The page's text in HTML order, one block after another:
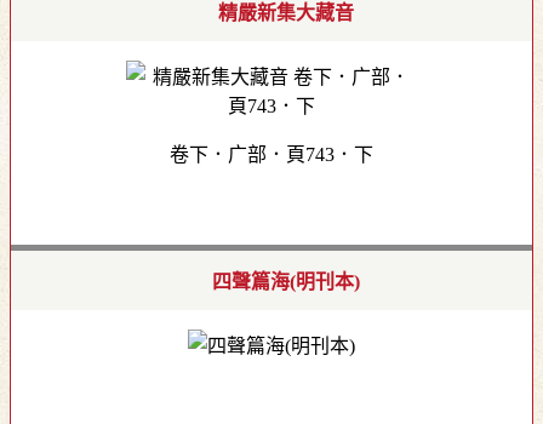
精嚴新集大藏音
卷下．广部．頁743．下
四聲篇海(明刊本)